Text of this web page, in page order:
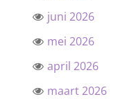
juni 2026
mei 2026
april 2026
maart 2026